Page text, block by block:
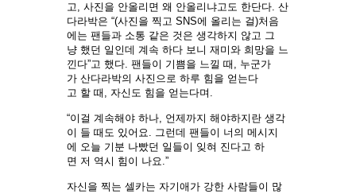
고, 사진을 안올리면 왜 안올리냐고도 한단다. 산
다라박은 “(사진을 찍고 SNS에 올리는 걸)처음
에는 팬들과 소통 같은 것은 생각하지 않고 그
냥 했던 일인데 계속 하다 보니 재미와 희망을 느
낀다”고 했다. 팬들이 기쁨을 느낄 때, 누군가
가 산다라박의 사진으로 하루 힘을 얻는다
고 할 때, 자신도 힘을 얻는다며.
“이걸 계속해야 하나, 언제까지 해야하지란 생각
이 들 때도 있어요. 그런데 팬들이 너의 메시지
에 오늘 기분 나빴던 일들이 잊혀 진다고 하
면 저 역시 힘이 나요.”
자신을 찍는 셀카는 자기애가 강한 사람들이 많